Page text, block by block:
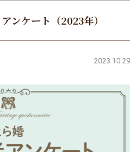
ンケート（2023年）
2023.10.29